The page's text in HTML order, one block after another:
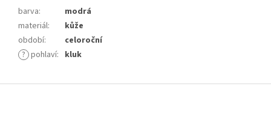
barva:
modrá
materiál:
kůže
období:
celoroční
? pohlaví: kluk